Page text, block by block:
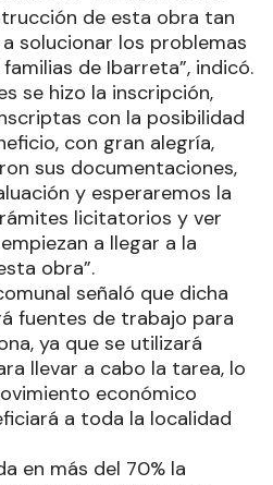
de esta obra tan
solucionar los problemas
de Ibarreta”, indicó.
se hizo la inscripción,
con la posibilidad
con gran alegría,
sus documentaciones,
y esperaremos la
licitatorios y ver
a llegar a la
obra”.
señaló que dicha
fuentes de trabajo para
ya que se utilizará
llevar a cabo la tarea, lo
económico
a toda la localidad
en más del 70% la